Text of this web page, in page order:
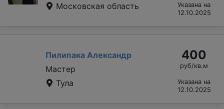
Московская область
Указана на
12.10.2025
Пилипака Александр
Мастер
Тула
400
руб/кв.м
Указана на
12.10.2025